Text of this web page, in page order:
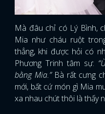
Mà đâu chỉ có Lý Bình,
Mia như cháu ruột
thẳng, khi được hỏi có
Phương Trinh tâm sự:
bằng Mia.”Bà rất cưng
mới, bất cứ món gì Mia
xa nhau chút thôi là thấy